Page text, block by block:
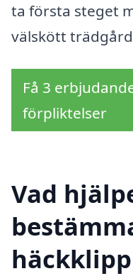
ta första steget
välskött
Få 3
förpliktelser
Vad